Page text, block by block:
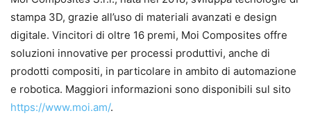
stampa 3D, grazie all’uso di materiali avanzati e design
digitale. Vincitori di oltre 16 premi, Moi Composites offre
soluzioni innovative per processi produttivi, anche di
prodotti compositi, in particolare in ambito di automazione
e robotica. Maggiori informazioni sono disponibili sul sito
https://www.moi.am/.